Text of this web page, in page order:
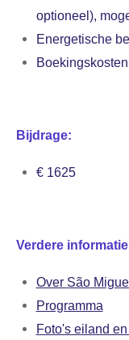
optioneel),
Energetische
Bijdrage:
€ 1625
Verdere
Over São
Programma
Foto's eiland